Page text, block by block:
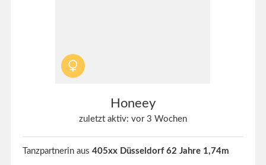
Honeey
zuletzt aktiv: vor 3 Wochen
Tanzpartnerin aus 405xx Düsseldorf 62 Jahre 1,74m